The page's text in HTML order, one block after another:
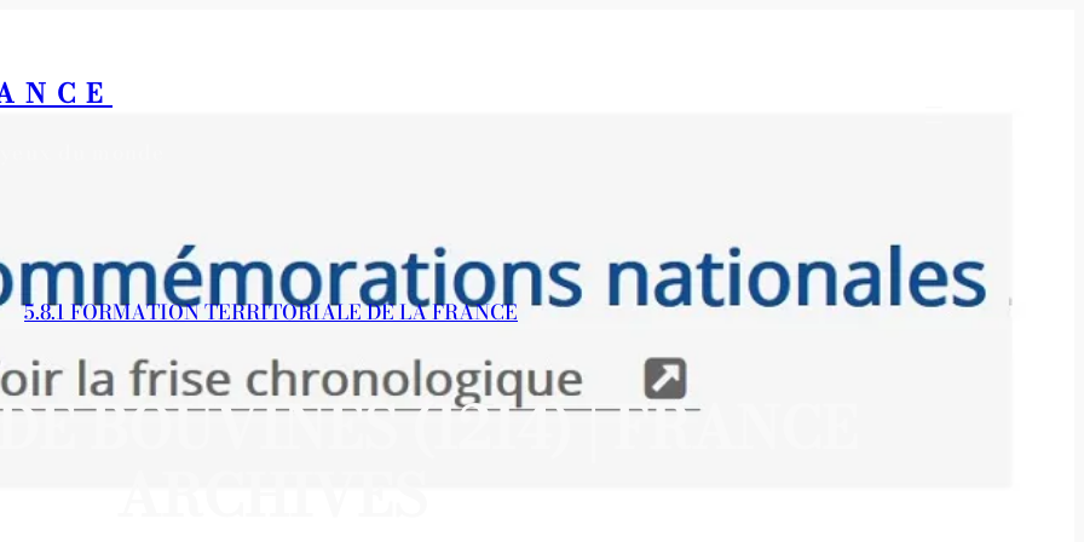
5.8.1 FORMATION TERRITORIALE DE LA FRANCE
BOUVINES (1214) | FRANCE